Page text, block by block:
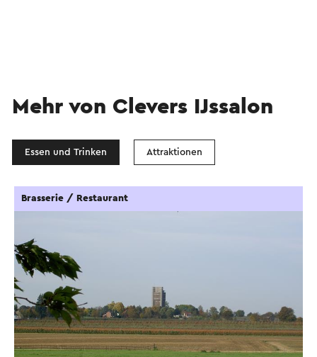
Mehr von Clevers IJssalon
Essen und Trinken Attraktionen
Brasserie / Restaurant